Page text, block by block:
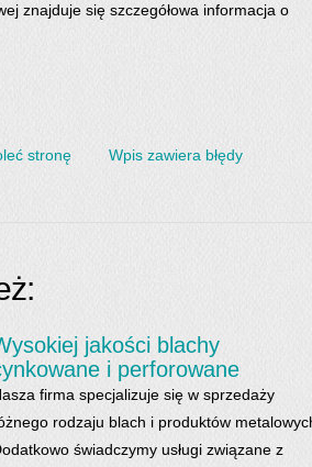
znajduje się szczegółowa informacja o
stronę Wpis zawiera błędy
jakości blachy
i perforowane
firma specjalizuje się w sprzedaży
rodzaju blach i produktów
świadczymy usługi związane z